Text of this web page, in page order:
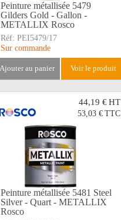
Peinture métallisée 5479
Gilders Gold - Gallon -
METALLIX Rosco
Réf: PEI5479/17
Sur commande
ajouter au panier voir le produit
44,19 € HT
53,03 € TTC
Peinture métallisée 5481 Steel
Silver - Quart - METALLIX
Rosco